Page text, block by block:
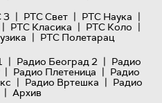
3 | РТС Свет | РТС Наука |
| РТС Класика | РТС Коло |
| РТС Полетарац
| Радио Београд 2 | Радио
| Радио Плетеница | Радио
| Радио Вртешка | Радио
| Архив